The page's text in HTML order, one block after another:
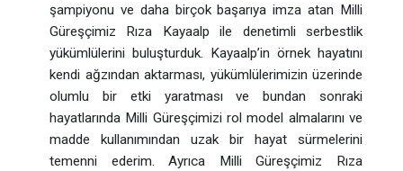
şampiyonu ve daha birçok başarıya imza atan Milli
Güreşçimiz Rıza Kayaalp ile denetimli serbestlik
yükümlülerini buluşturduk. Kayaalp’in örnek hayatını
kendi ağzından aktarması, yükümlülerimizin üzerinde
olumlu bir etki yaratması ve bundan sonraki
hayatlarında Milli Güreşçimizi rol model almalarını ve
madde kullanımından uzak bir hayat sürmelerini
temenni ederim. Ayrıca Milli Güreşçimiz Rıza